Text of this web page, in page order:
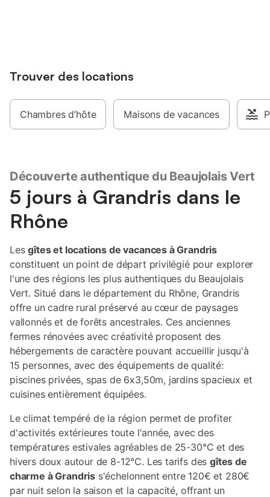
demande. Idéal
séminaire.
peinture demandez
est facturé en fin
de fin de séjour. - le
supplément
que mars et avril :
le supplément
Trouver des locations
Chambres d’hôte Maisons de vacances
Découverte authentique du Beaujolais Vert
5 jours à Grandris dans le
Rhône
Lesgîtes et locations de vacances à Grandris
constituent un point de départ privilégié pour explorer
l'une des régions les plus authentiques du Beaujolais
Vert. Situé dans le département du Rhône, Grandris
offre un cadre rural préservé au cœur de paysages
vallonnés et de forêts ancestrales. Ces anciennes
fermes rénovées avec créativité proposent des
hébergements de caractère pouvant accueillir jusqu'à
15 personnes, avec des équipements de qualité:
piscines privées, spas de 6x3,50m, jardins spacieux et
cuisines entièrement équipées.
Le climat tempéré de la région permet de profiter
d'activités extérieures toute l'année, avec des
températures estivales agréables de 25-30°C et des
hivers doux autour de 8-12°C. Les tarifs desgîtes de
charme à Grandris s'échelonnent entre 120€ et 280€
par nuit selon la saison et la capacité, offrant un